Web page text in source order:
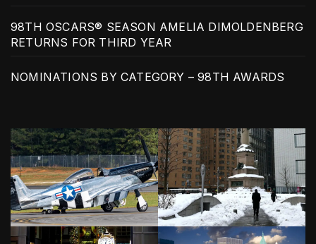
98TH OSCARS® SEASON AMELIA DIMOLDENBERG
RETURNS FOR THIRD YEAR
NOMINATIONS BY CATEGORY – 98TH AWARDS